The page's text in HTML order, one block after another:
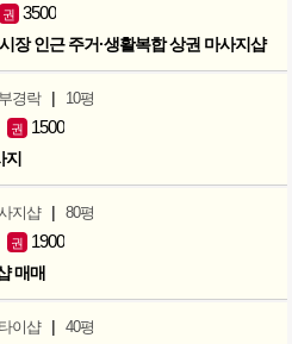
권 3500
장 인근 주거·생활복합 상권 마사지샵
경락 | 10평
권 1500
지샵 | 80평
권 1900
매매
타이샵 | 40평